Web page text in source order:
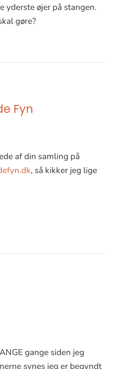
yderste øjer på stangen.
gøre?
Fyn
af din samling på
, så kikker jeg lige
gange siden jeg
synes jeg er begyndt